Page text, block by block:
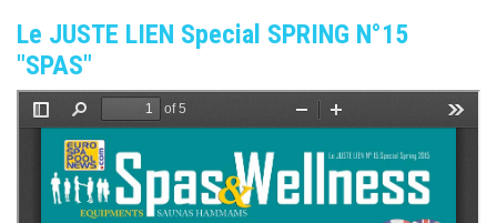
Le JUSTE LIEN Special SPRING N°15
"SPAS"